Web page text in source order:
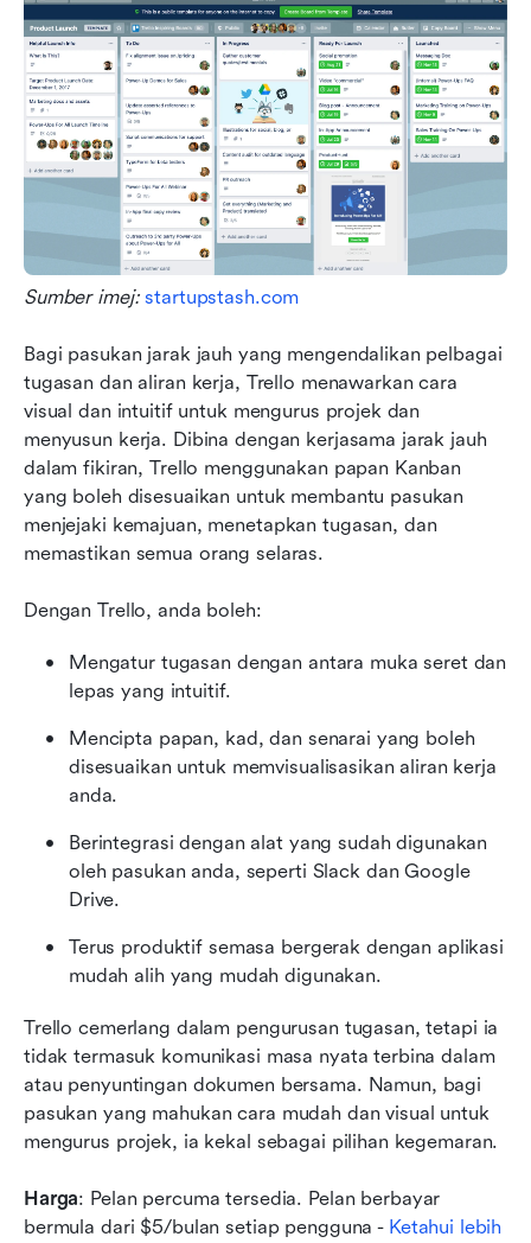
Sumber imej: startupstash.com
Bagi pasukan jarak jauh yang mengendalikan pelbagai
tugasan dan aliran kerja, Trello menawarkan cara
visual dan intuitif untuk mengurus projek dan
menyusun kerja. Dibina dengan kerjasama jarak jauh
dalam fikiran, Trello menggunakan papan Kanban
yang boleh disesuaikan untuk membantu pasukan
menjejaki kemajuan, menetapkan tugasan, dan
memastikan semua orang selaras.
Dengan Trello, anda boleh:
Mengatur tugasan dengan antara muka seret dan
lepas yang intuitif.
Mencipta papan, kad, dan senarai yang boleh
disesuaikan untuk memvisualisasikan aliran kerja
anda.
Berintegrasi dengan alat yang sudah digunakan
oleh pasukan anda, seperti Slack dan Google
Drive.
Terus produktif semasa bergerak dengan aplikasi
mudah alih yang mudah digunakan.
Trello cemerlang dalam pengurusan tugasan, tetapi ia
tidak termasuk komunikasi masa nyata terbina dalam
atau penyuntingan dokumen bersama. Namun, bagi
pasukan yang mahukan cara mudah dan visual untuk
mengurus projek, ia kekal sebagai pilihan kegemaran.
Harga: Pelan percuma tersedia. Pelan berbayar
bermula dari $5/bulan setiap pengguna - Ketahui lebih